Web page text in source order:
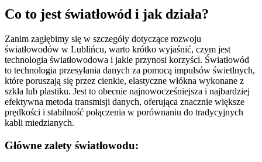
Co to jest światłowód i jak działa?
Zanim zagłębimy się w szczegóły dotyczące rozwoju
światłowodów w Lublińcu, warto krótko wyjaśnić, czym jest
technologia światłowodowa i jakie przynosi korzyści. Światłowód
to technologia przesyłania danych za pomocą impulsów świetlnych,
które poruszają się przez cienkie, elastyczne włókna wykonane z
szkła lub plastiku. Jest to obecnie najnowocześniejsza i najbardziej
efektywna metoda transmisji danych, oferująca znacznie większe
prędkości i stabilność połączenia w porównaniu do tradycyjnych
kabli miedzianych.
Główne zalety światłowodu: